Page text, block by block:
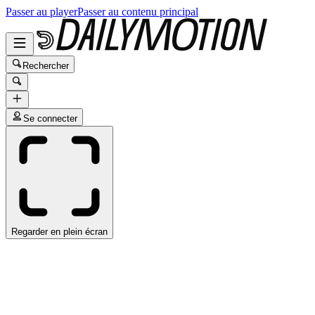
Passer au playerPasser au contenu principal
Rechercher
Se connecter
Regarder en plein écran